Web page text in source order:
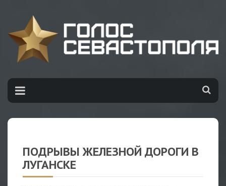
ПОДРЫВЫ ЖЕЛЕЗНОЙ ДОРОГИ В
ЛУГАНСКЕ